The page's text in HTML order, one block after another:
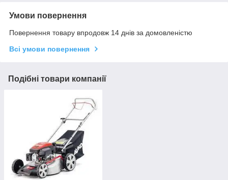
Умови повернення
Повернення товару впродовж 14 днів за домовленістю
Всі умови повернення
Подібні товари компанії